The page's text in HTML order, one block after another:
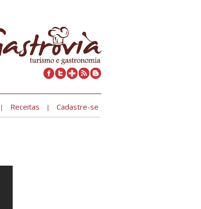
| Receitas | Cadastre-se